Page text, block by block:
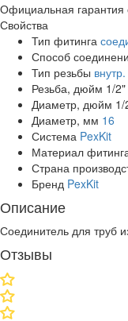
Официальная гарантия
Свойства
Тип фитинга
Способ
Тип резьбы
Резьба, дюйм 1/2"
Диаметр, дюйм 1/
Диаметр, мм 16
Система PexKit
Материал
Страна
Бренд PexKit
Описание
Соединитель для труб
Отзывы